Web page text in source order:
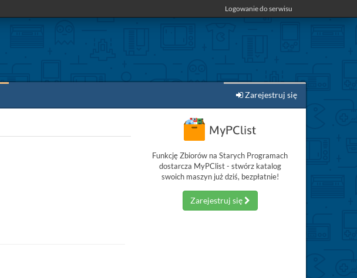
Logowanie do serwisu
Zarejestruj się
Funkcję Zbiorów na Starych Programach
dostarcza MyPClist - stwórz katalog
swoich maszyn już dziś, bezpłatnie!
Zarejestruj się